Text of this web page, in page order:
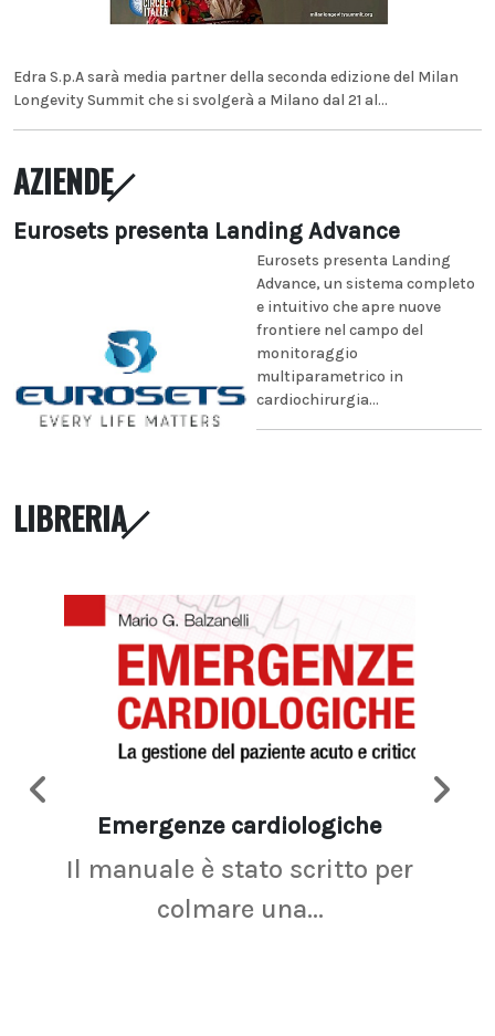
Edra S.p.A sarà media partner della seconda edizione del Milan
Longevity Summit che si svolgerà a Milano dal 21 al...
AZIENDE
Eurosets presenta Landing Advance
Eurosets presenta Landing
Advance, un sistema completo
e intuitivo che apre nuove
frontiere nel campo del
monitoraggio
multiparametrico in
cardiochirurgia...
LIBRERIA
Emergenze cardiologiche
Il manuale è stato scritto per
colmare una...